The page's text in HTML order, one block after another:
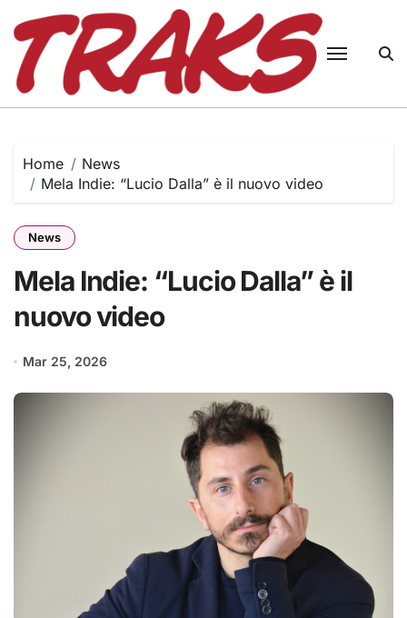
content
Home
News
Mela Indie: “Lucio Dalla” è il nuovo video
News
Mela Indie: “Lucio Dalla” è il
nuovo video
Mar 25, 2026